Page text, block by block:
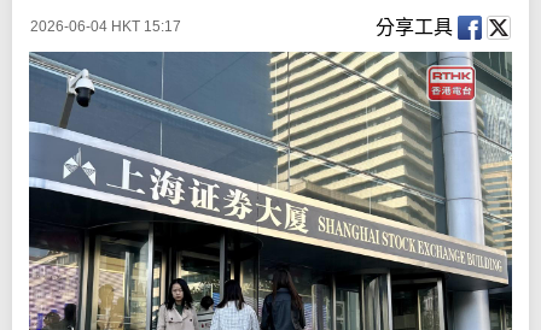
2026-06-04 HKT 15:17 分享工具